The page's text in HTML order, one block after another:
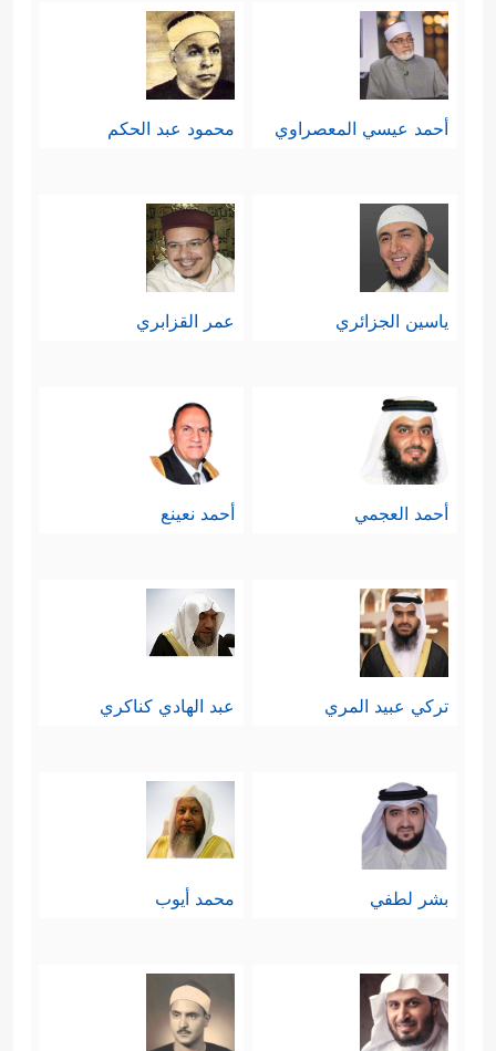
أحمد عيسي المعصراوي محمود عبد الحكم
ياسين الجزائري عمر القزابري
أحمد العجمي أحمد نعينع
تركي عبيد المري عبد الهادي كناكري
بشر لطفي محمد أيوب